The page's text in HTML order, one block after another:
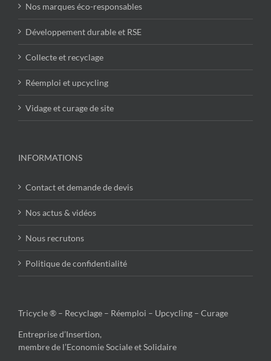
Nos marques éco-responsables
Développement durable et RSE
Collecte et recyclage
Réemploi et upcycling
Vidage et curage de site
INFORMATIONS
Contact et demande de devis
Nos actus & vidéos
Nous recrutons
Politique de confidentialité
Tricycle ® – Recyclage – Réemploi – Upcycling – Curage
Entreprise d’Insertion,
membre de l’Economie Sociale et Solidaire